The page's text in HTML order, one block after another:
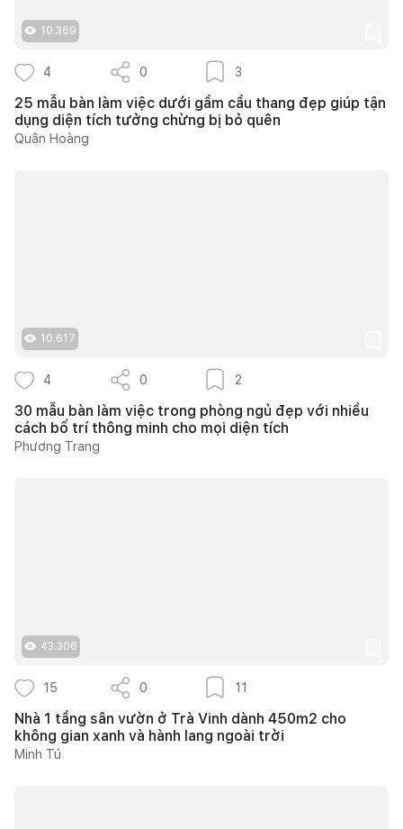
10.369
4 0 3
25 mẫu bàn làm việc dưới gầm cầu thang đẹp giúp tận
dụng diện tích tưởng chừng bị bỏ quên
Quân Hoàng
10.617
4 0 2
30 mẫu bàn làm việc trong phòng ngủ đẹp với nhiều
cách bố trí thông minh cho mọi diện tích
Phương Trang
43.306
15 0 11
Nhà 1 tầng sân vườn ở Trà Vinh dành 450m2 cho
không gian xanh và hành lang ngoài trời
Minh Tú